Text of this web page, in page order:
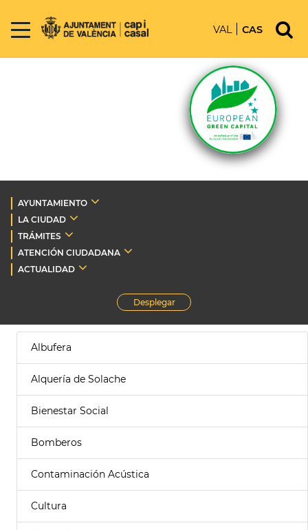
VAL CAS
AYUNTAMIENTO
LA CIUDAD
TRÁMITES
ATENCIÓN CIUDADANA
ACTUALIDAD
Desplegar
Albufera
Alquería de Solache
Bienestar Social
Bomberos
Contaminación Acústica
Cultura